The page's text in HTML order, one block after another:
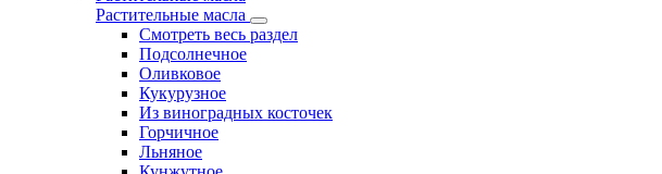
Растительные масла
Смотреть весь раздел
Подсолнечное
Оливковое
Кукурузное
Из виноградных косточек
Горчичное
Льняное